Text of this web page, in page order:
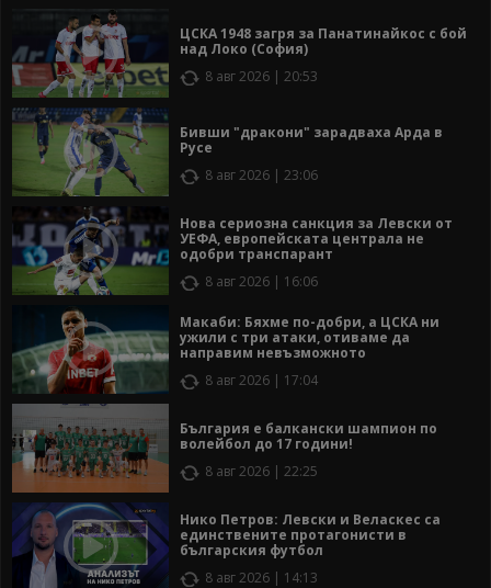
ЦСКА 1948 загря за Панатинайкос с бой
над Локо (София)
8 авг 2026 | 20:53
Бивши "дракони" зарадваха Арда в
Русе
8 авг 2026 | 23:06
Нова сериозна санкция за Левски от
УЕФА, европейската централа не
одобри транспарант
8 авг 2026 | 16:06
Макаби: Бяхме по-добри, а ЦСКА ни
ужили с три атаки, отиваме да
направим невъзможното
8 авг 2026 | 17:04
България е балкански шампион по
волейбол до 17 години!
8 авг 2026 | 22:25
Нико Петров: Левски и Веласкес са
единствените протагонисти в
българския футбол
8 авг 2026 | 14:13